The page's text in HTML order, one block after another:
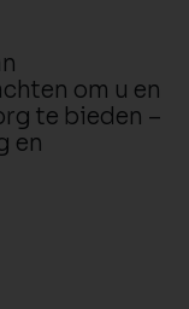
om u en
te bieden –
en